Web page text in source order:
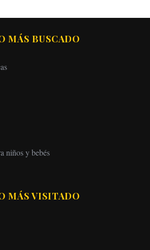
MÁS BUSCADO
niños y bebés
MÁS VISITADO